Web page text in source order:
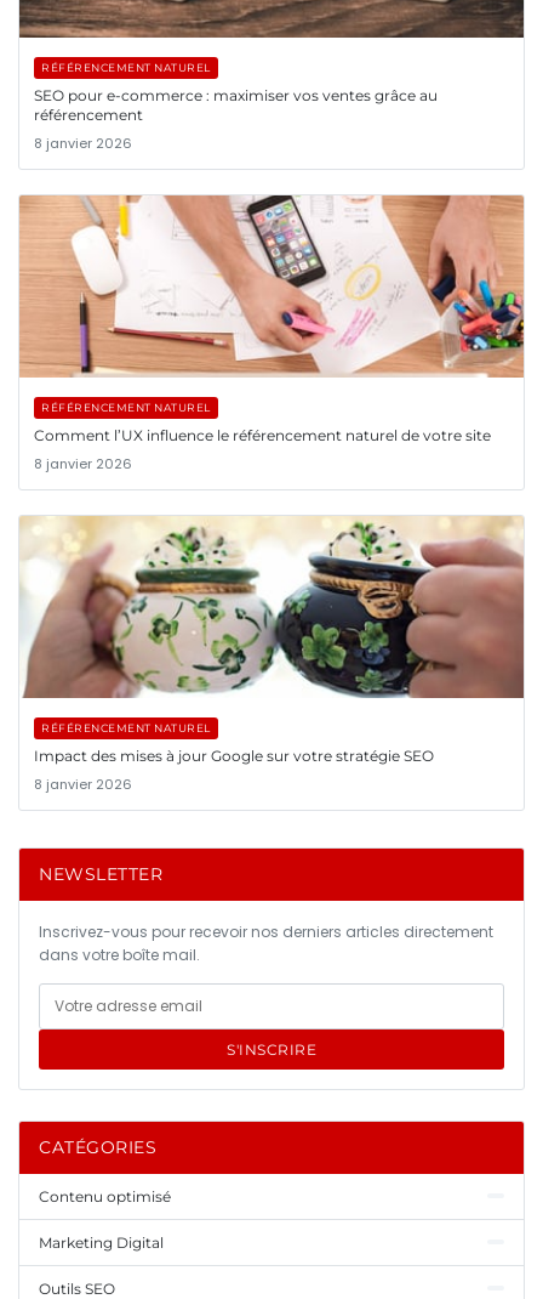
RÉFÉRENCEMENT NATUREL
SEO pour e-commerce : maximiser vos ventes grâce au
référencement
8 janvier 2026
RÉFÉRENCEMENT NATUREL
Comment l’UX influence le référencement naturel de votre site
8 janvier 2026
RÉFÉRENCEMENT NATUREL
Impact des mises à jour Google sur votre stratégie SEO
8 janvier 2026
NEWSLETTER
Inscrivez-vous pour recevoir nos derniers articles directement
dans votre boîte mail.
S'INSCRIRE
CATÉGORIES
Contenu optimisé
Marketing Digital
Outils SEO